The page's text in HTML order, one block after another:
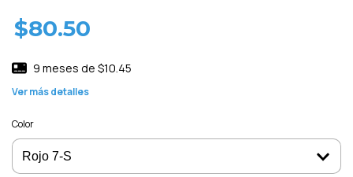
$80.50
9 meses de $10.45
Ver más detalles
Color